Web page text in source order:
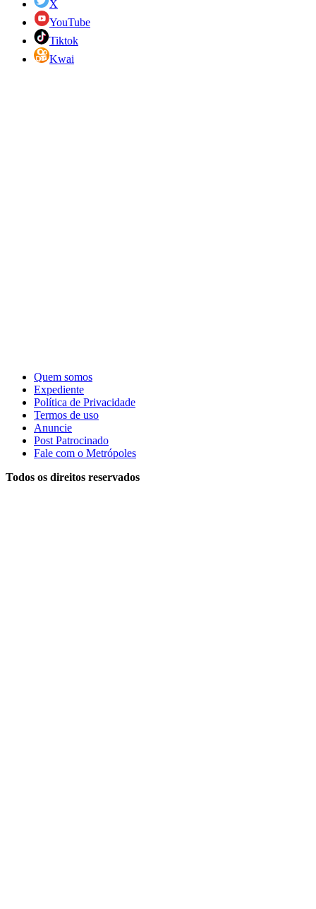
X
YouTube
Tiktok
Kwai
Quem somos
Expediente
Política de Privacidade
Termos de uso
Anuncie
Post Patrocinado
Fale com o Metrópoles
Todos os direitos reservados